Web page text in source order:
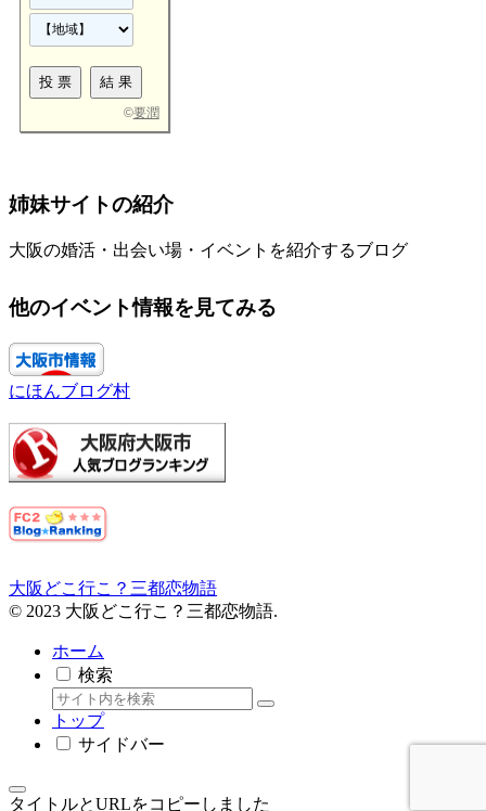
©要潤
姉妹サイトの紹介
大阪の婚活・出会い場・イベントを紹介するブログ
他のイベント情報を見てみる
にほんブログ村
大阪どこ行こ？三都恋物語
© 2023 大阪どこ行こ？三都恋物語.
ホーム
検索
トップ
サイドバー
タイトルとURLをコピーしました